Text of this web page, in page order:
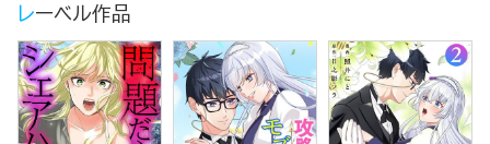
レーベル作品